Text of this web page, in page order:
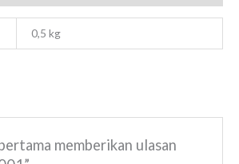
0,5 kg
memberikan ulasan